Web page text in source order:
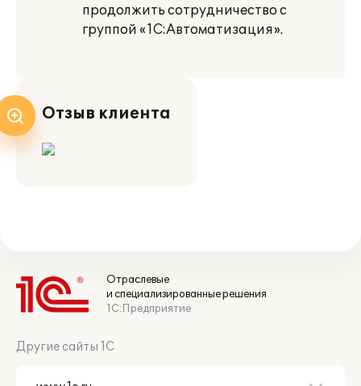
продолжить сотрудничество с
группой «1С:Автоматизация».
Отзыв клиента
Отраслевые
и специализированные решения
1С:Предприятие
Другие сайты 1С